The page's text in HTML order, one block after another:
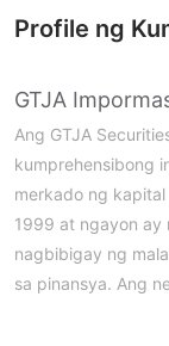
Profile ng
GTJA
Ang GTJA
kumprehensibong
merkado ng
1999 at ngayon ay
nagbibigay ng
sa pinansya. Ang